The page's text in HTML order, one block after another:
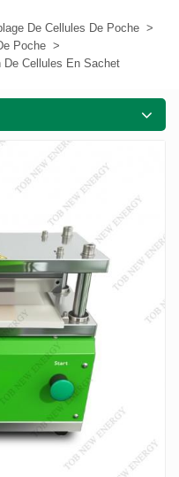
De Cellules De Poche >
Poche >
De Cellules En Sachet